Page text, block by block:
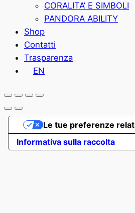
CORALITA’ E SIMBOLI
PANDORA ABILITY
Shop
Contatti
Trasparenza
EN
Informativa sulla raccolta
Le tue preferenze